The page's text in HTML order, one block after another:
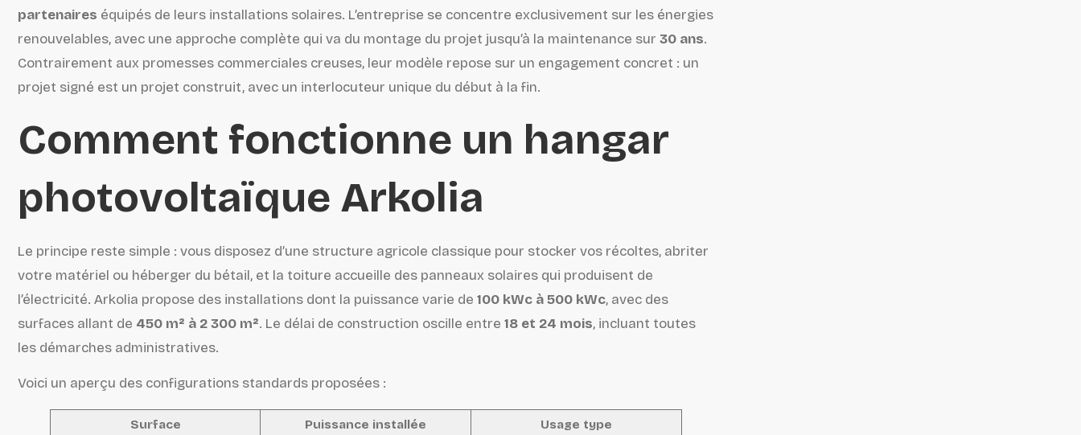
partenaires équipés de leurs installations solaires. L’entreprise se concentre exclusivement sur les énergies
renouvelables, avec une approche complète qui va du montage du projet jusqu’à la maintenance sur 30 ans.
Contrairement aux promesses commerciales creuses, leur modèle repose sur un engagement concret : un
projet signé est un projet construit, avec un interlocuteur unique du début à la fin.
Comment fonctionne un hangar
photovoltaïque Arkolia
Le principe reste simple : vous disposez d’une structure agricole classique pour stocker vos récoltes, abriter
votre matériel ou héberger du bétail, et la toiture accueille des panneaux solaires qui produisent de
l’électricité. Arkolia propose des installations dont la puissance varie de 100 kWc à 500 kWc, avec des
surfaces allant de 450 m² à 2 300 m². Le délai de construction oscille entre 18 et 24 mois, incluant toutes
les démarches administratives.
Voici un aperçu des configurations standards proposées :
Surface Puissance installée Usage type